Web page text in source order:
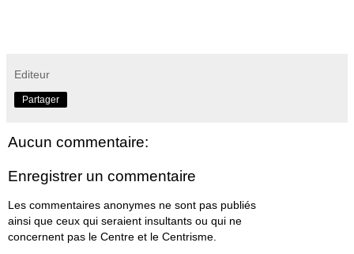
Editeur
Partager
Aucun commentaire:
Enregistrer un commentaire
Les commentaires anonymes ne sont pas publiés
ainsi que ceux qui seraient insultants ou qui ne
concernent pas le Centre et le Centrisme.